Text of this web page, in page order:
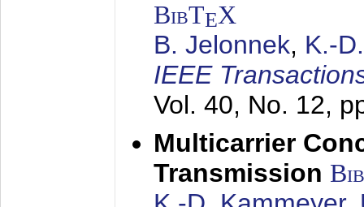
BibTEX
B. Jelonnek, K.-
IEEE
Vol. 40, No. 12,
Multicarrier
Transmission